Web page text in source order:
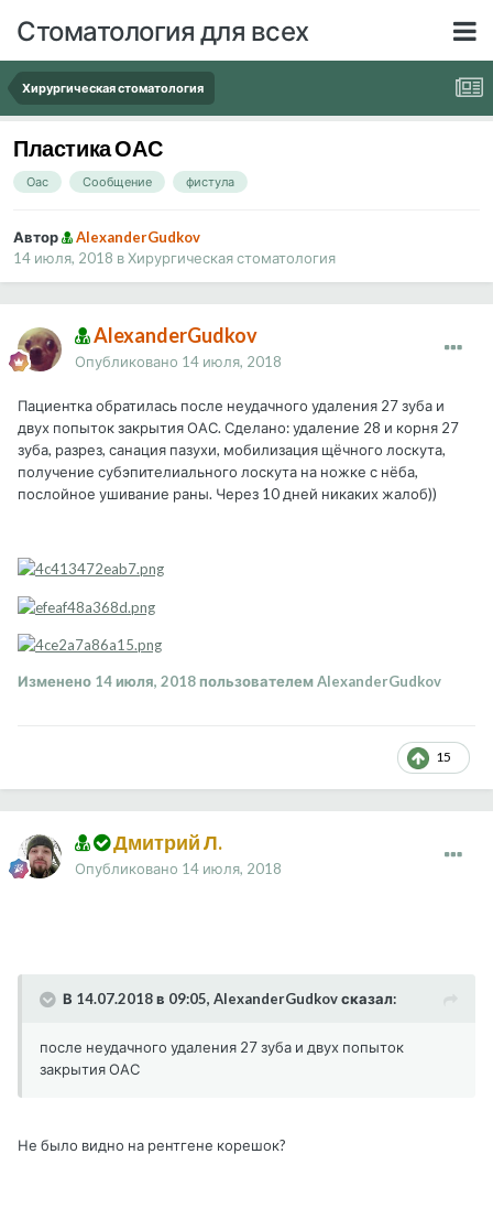
Стоматология для всех
Хирургическая стоматология
Пластика ОАС
Оас Сообщение фистула
Автор
AlexanderGudkov
14 июля, 2018 вХирургическая стоматология
AlexanderGudkov
Опубликовано 14 июля, 2018
Пациентка обратилась после неудачного удаления 27 зуба и
двух попыток закрытия ОАС. Сделано: удаление 28 и корня 27
зуба, разрез, санация пазухи, мобилизация щёчного лоскута,
получение субэпителиального лоскута на ножке с нёба,
послойное ушивание раны. Через 10 дней никаких жалоб))
Изменено 14 июля, 2018пользователем AlexanderGudkov
15
Дмитрий Л.
Опубликовано 14 июля, 2018
В 14.07.2018 в 09:05, AlexanderGudkov сказал:
после неудачного удаления 27 зуба и двух попыток
закрытия ОАС
Не было видно на рентгене корешок?